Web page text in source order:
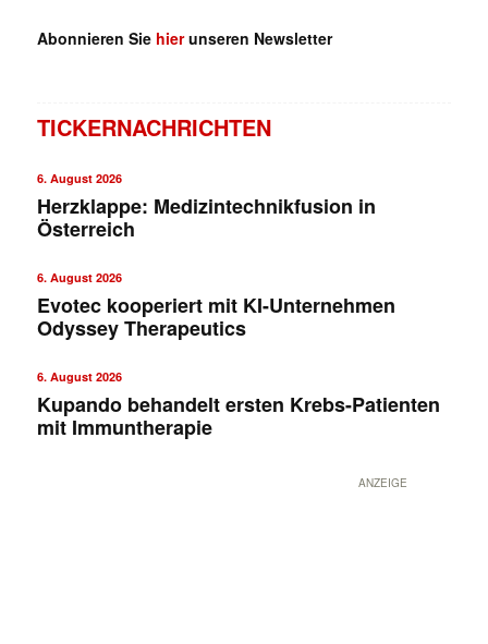
Abonnieren Sie hierunseren Newsletter
TICKERNACHRICHTEN
6. August 2026
Herzklappe: Medizintechnikfusion in
Österreich
6. August 2026
Evotec kooperiert mit KI-Unternehmen
Odyssey Therapeutics
6. August 2026
Kupando behandelt ersten Krebs-Patienten
mit Immuntherapie
ANZEIGE